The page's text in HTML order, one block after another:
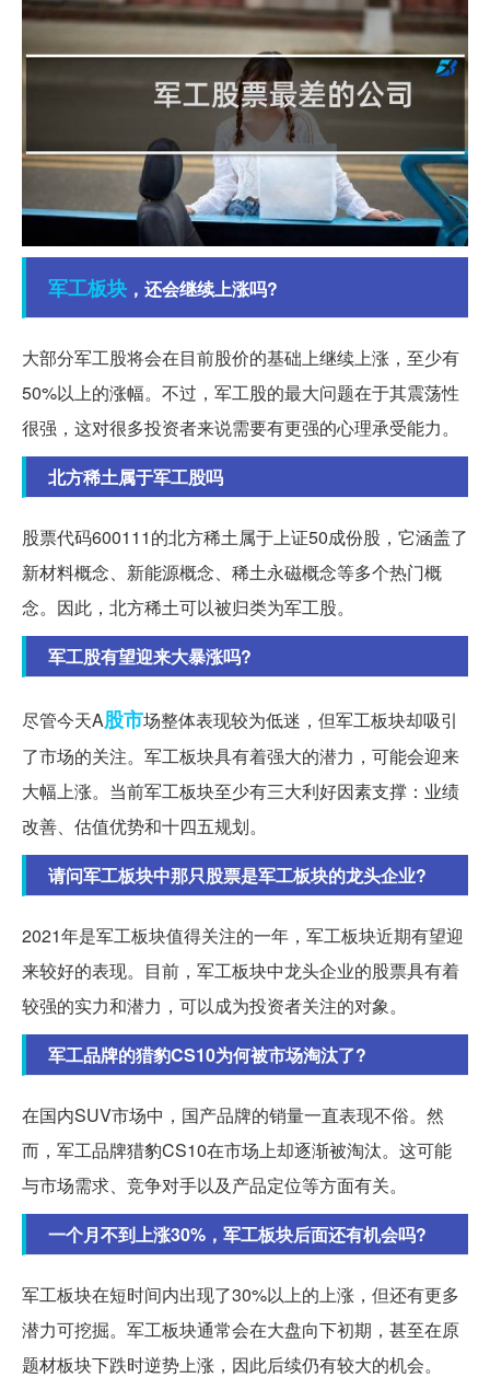
军工板块 ，还会继续上涨吗?
大部分军工股将会在目前股价的基础上继续上涨，至少有
50%以上的涨幅。不过，军工股的最大问题在于其震荡性
很强，这对很多投资者来说需要有更强的心理承受能力。
北方稀土属于军工股吗
股票代码600111的北方稀土属于上证50成份股，它涵盖了
新材料概念、新能源概念、稀土永磁概念等多个热门概
念。因此，北方稀土可以被归类为军工股。
军工股有望迎来大暴涨吗?
尽管今天A股市场整体表现较为低迷，但军工板块却吸引
了市场的关注。军工板块具有着强大的潜力，可能会迎来
大幅上涨。当前军工板块至少有三大利好因素支撑：业绩
改善、估值优势和十四五规划。
请问军工板块中那只股票是军工板块的龙头企业?
2021年是军工板块值得关注的一年，军工板块近期有望迎
来较好的表现。目前，军工板块中龙头企业的股票具有着
较强的实力和潜力，可以成为投资者关注的对象。
军工品牌的猎豹CS10为何被市场淘汰了?
在国内SUV市场中，国产品牌的销量一直表现不俗。然
而，军工品牌猎豹CS10在市场上却逐渐被淘汰。这可能
与市场需求、竞争对手以及产品定位等方面有关。
一个月不到上涨30%，军工板块后面还有机会吗?
军工板块在短时间内出现了30%以上的上涨，但还有更多
潜力可挖掘。军工板块通常会在大盘向下初期，甚至在原
题材板块下跌时逆势上涨，因此后续仍有较大的机会。